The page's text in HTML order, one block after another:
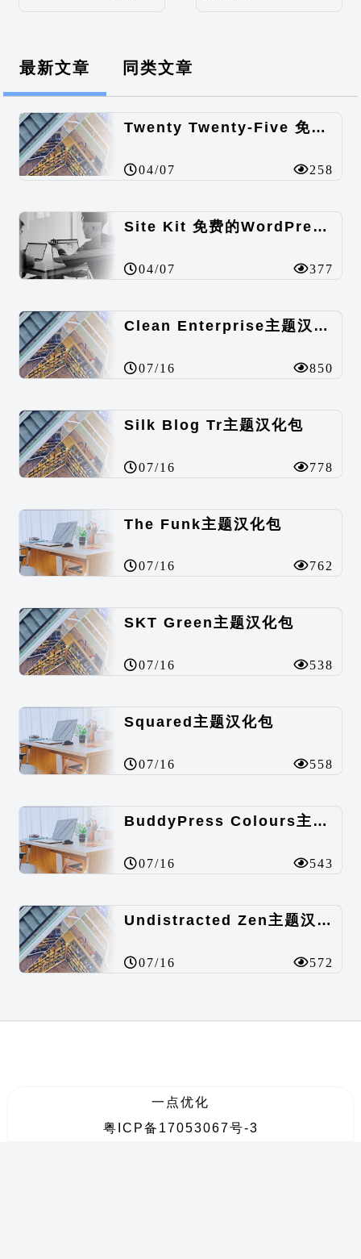
最新文章 同类文章
Twenty Twenty-Five 免费的WordPress内容主题
04/07 258
Site Kit 免费的WordPress数据统计插件
04/07 377
Clean Enterprise主题汉化包
07/16 850
Silk Blog Tr主题汉化包
07/16 778
The Funk主题汉化包
07/16 762
SKT Green主题汉化包
07/16 538
Squared主题汉化包
07/16 558
BuddyPress Colours主题汉化包
07/16 543
Undistracted Zen主题汉化包
07/16 572
一点优化
粤ICP备17053067号-3